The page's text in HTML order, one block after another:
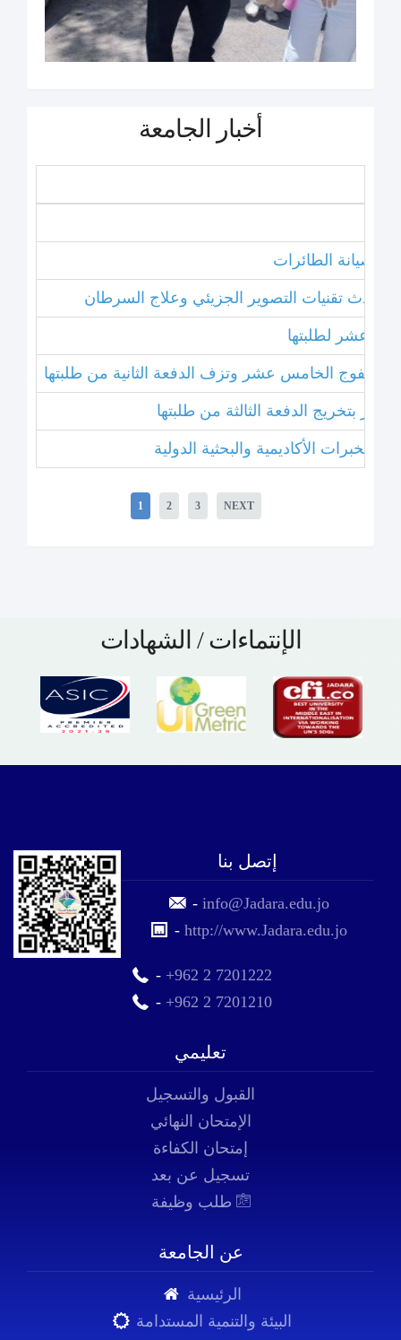
أخبار الجامعة
صيانة الطائرات
أحدث تقنيات التصوير الجزيئي وعلاج السرطان
عشر لطلبتها
الفوج الخامس عشر وتزف الدفعة الثانية من طلبتها
بتخريج الدفعة الثالثة من طلبتها
1 2 3 NEXT
الإنتماءات / الشهادات
إتصل بنا
-info@Jadara.edu.jo
-http://www.Jadara.edu.jo
- +962 2 7201222
- +962 2 7201210
تعليمي
القبول والتسجيل
الإمتحان النهائي
إمتحان الكفاءة
تسجيل عن بعد
عن الجامعة
الرئيسية
البيئة والتنمية المستدامة